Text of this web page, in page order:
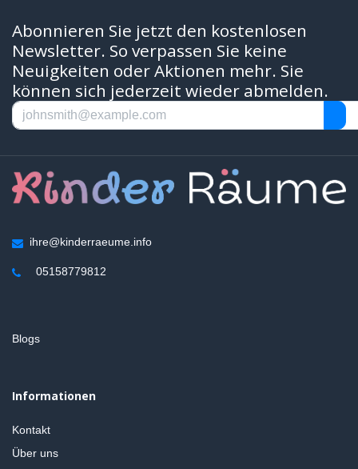
Abonnieren Sie jetzt den kostenlosen
Newsletter. So verpassen Sie keine
Neuigkeiten oder Aktionen mehr. Sie
können sich jederzeit wieder abmelden.
ihre@kinderraeume.info
05158779812
Blogs
Informationen
Kontakt
Über uns